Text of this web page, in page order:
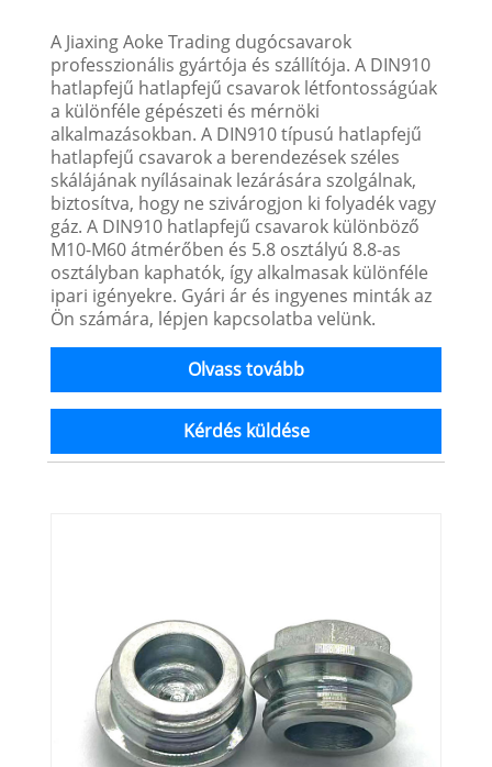
A Jiaxing Aoke Trading dugócsavarok
professzionális gyártója és szállítója. A DIN910
hatlapfejű hatlapfejű csavarok létfontosságúak
a különféle gépészeti és mérnöki
alkalmazásokban. A DIN910 típusú hatlapfejű
hatlapfejű csavarok a berendezések széles
skálájának nyílásainak lezárására szolgálnak,
biztosítva, hogy ne szivárogjon ki folyadék vagy
gáz. A DIN910 hatlapfejű csavarok különböző
M10-M60 átmérőben és 5.8 osztályú 8.8-as
osztályban kaphatók, így alkalmasak különféle
ipari igényekre. Gyári ár és ingyenes minták az
Ön számára, lépjen kapcsolatba velünk.
Olvass tovább
Kérdés küldése